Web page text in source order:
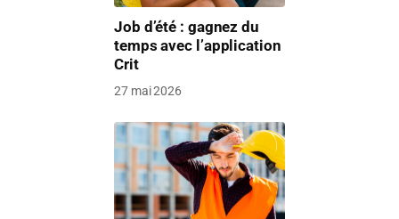
Job d’été : gagnez du
temps avec l’application
Crit
27 mai 2026